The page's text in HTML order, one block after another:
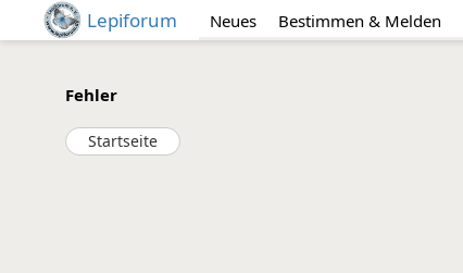
Lepiforum Neues Bestimmen & Melden
Fehler
Startseite